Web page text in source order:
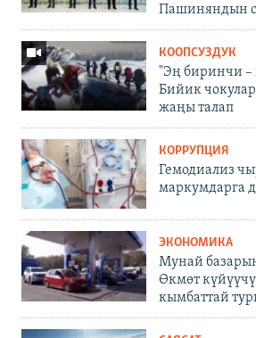
Пашиняндын
КООПСУЗДУК
"Эң биринчи –
Бийик
жаңы талап
КОРРУПЦИЯ
Гемодиализ
маркумдарга
ЭКОНОМИКА
Мунай
Өкмөт
кымбаттай